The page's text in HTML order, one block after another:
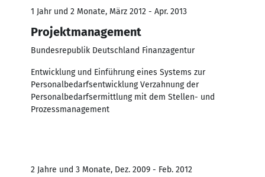
1 Jahr und 2 Monate, März 2012 - Apr. 2013
Projektmanagement
Bundesrepublik Deutschland Finanzagentur
Entwicklung und Einführung eines Systems zur
Personalbedarfsentwicklung Verzahnung der
Personalbedarfsermittlung mit dem Stellen- und
Prozessmanagement
2 Jahre und 3 Monate, Dez. 2009 - Feb. 2012